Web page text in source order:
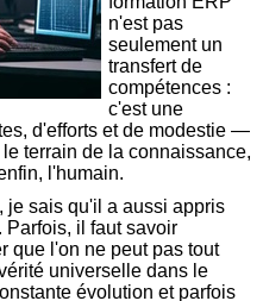
n'est pas
seulement un
transfert de
compétences :
c'est une
d'efforts et de modestie —
terrain de la connaissance,
l'humain.
je sais qu'il a aussi appris
il faut savoir
que l'on ne peut pas tout
universelle dans le
évolution et parfois